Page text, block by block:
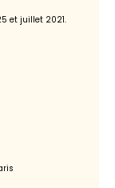
et juillet 2021.